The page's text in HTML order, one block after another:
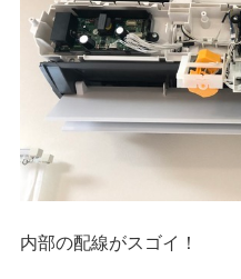
内部の配線がスゴイ！